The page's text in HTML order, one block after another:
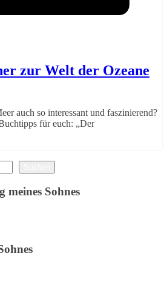
zur Welt der Ozeane
auch so interessant und faszinierend?
für euch: „Der
meines Sohnes